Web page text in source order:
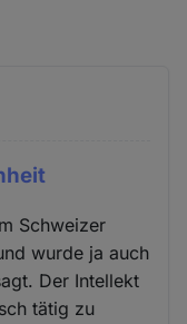
Schweizer
wurde ja auch
Der Intellekt
tätig zu